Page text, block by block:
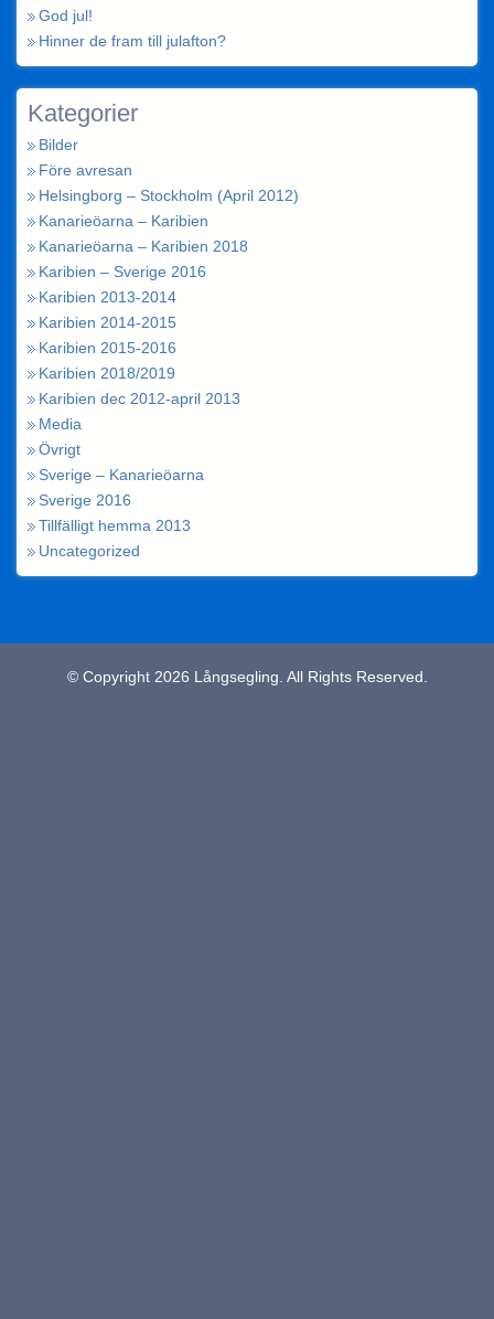
God jul!
Hinner de fram till julafton?
Kategorier
Bilder
Före avresan
Helsingborg – Stockholm (April 2012)
Kanarieöarna – Karibien
Kanarieöarna – Karibien 2018
Karibien – Sverige 2016
Karibien 2013-2014
Karibien 2014-2015
Karibien 2015-2016
Karibien 2018/2019
Karibien dec 2012-april 2013
Media
Övrigt
Sverige – Kanarieöarna
Sverige 2016
Tillfälligt hemma 2013
Uncategorized
© Copyright 2026 Långsegling. All Rights Reserved.